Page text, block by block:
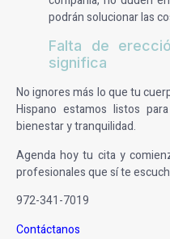
podrán solucionar las
Falta de
significa
No ignores más lo que tu
Hispano estamos listos
bienestar y tranquilidad.
Agenda hoy tu cita y
profesionales que sí te
972-341-7019
Contáctanos